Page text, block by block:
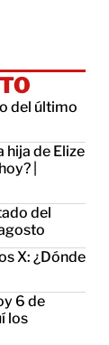
del último
hija de Elize
|
del
X: ¿Dónde
6 de
los